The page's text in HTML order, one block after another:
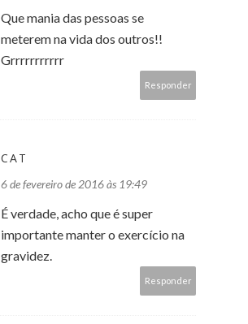
Que mania das pessoas se
meterem na vida dos outros!!
Grrrrrrrrrrr
Responder
CAT
6 de fevereiro de 2016 às 19:49
É verdade, acho que é super
importante manter o exercício na
gravidez.
Responder